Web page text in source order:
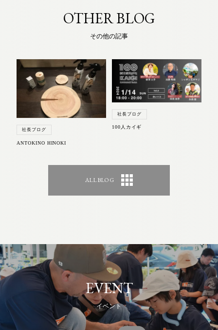
OTHER BLOG
その他の記事
社長ブログ
ANTOKINO HINOKI
社長ブログ
100人カイギ
ALL BLOG
EVENT
イベント